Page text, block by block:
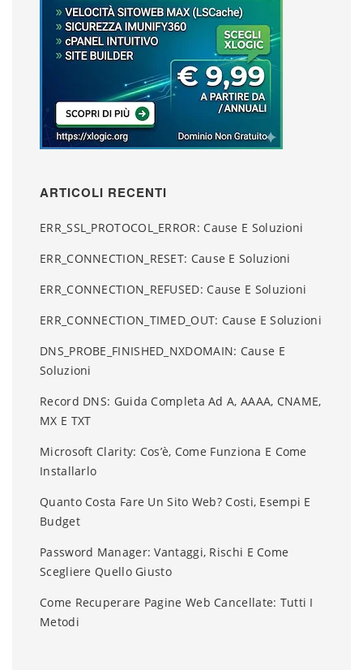
ARTICOLI RECENTI
ERR_SSL_PROTOCOL_ERROR: Cause E Soluzioni
ERR_CONNECTION_RESET: Cause E Soluzioni
ERR_CONNECTION_REFUSED: Cause E Soluzioni
ERR_CONNECTION_TIMED_OUT: Cause E Soluzioni
DNS_PROBE_FINISHED_NXDOMAIN: Cause E
Soluzioni
Record DNS: Guida Completa Ad A, AAAA, CNAME,
MX E TXT
Microsoft Clarity: Cos’è, Come Funziona E Come
Installarlo
Quanto Costa Fare Un Sito Web? Costi, Esempi E
Budget
Password Manager: Vantaggi, Rischi E Come
Scegliere Quello Giusto
Come Recuperare Pagine Web Cancellate: Tutti I
Metodi